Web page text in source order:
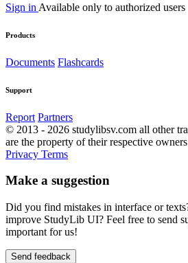
Sign in Available only to authorized users
Products
Documents Flashcards
Support
Report Partners
© 2013 - 2026 studylibsv.com all other
are the property of their respective owners
Privacy Terms
Make a suggestion
Did you find mistakes in interface or
improve StudyLib UI? Feel free to send
important for us!
Send feedback